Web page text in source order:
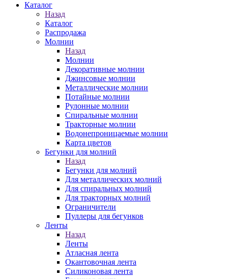
Каталог
Назад
Каталог
Распродажа
Молнии
Назад
Молнии
Декоративные молнии
Джинсовые молнии
Металлические молнии
Потайные молнии
Рулонные молнии
Спиральные молнии
Тракторные молнии
Водонепроницаемые молнии
Карта цветов
Бегунки для молний
Назад
Бегунки для молний
Для металлических молний
Для спиральных молний
Для тракторных молний
Ограничители
Пуллеры для бегунков
Ленты
Назад
Ленты
Атласная лента
Окантовочная лента
Силиконовая лента